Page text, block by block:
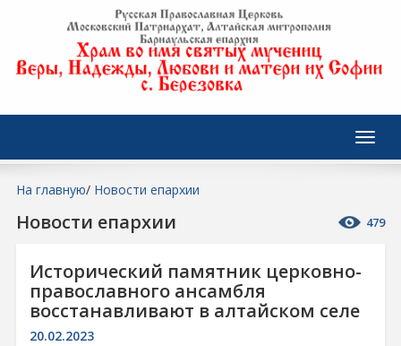
На главную/ Новости епархии
Новости епархии 479
Исторический памятник церковно-
православного ансамбля
восстанавливают в алтайском селе
20.02.2023